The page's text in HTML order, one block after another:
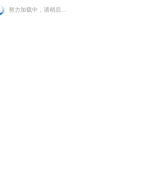
努力加载中，请稍后...